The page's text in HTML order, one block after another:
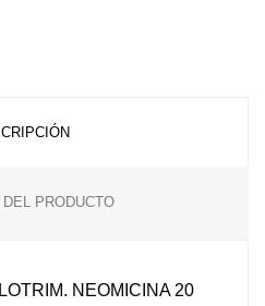
DEL PRODUCTO
NEOMICINA 20